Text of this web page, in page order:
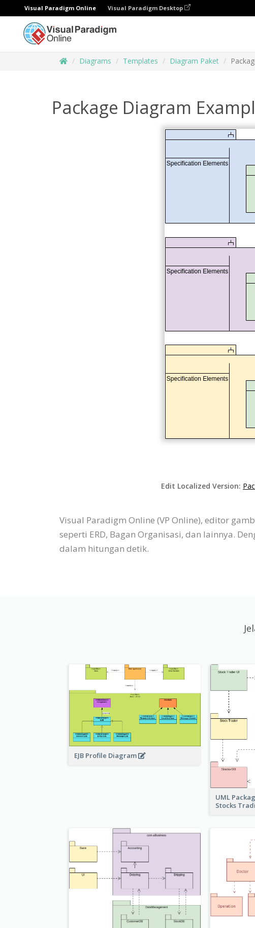
Visual Paradigm Online Visual Paradigm Desktop
Diagrams Templates Diagram Paket
Package Diagram
Edit Localized Version:
Visual Paradigm Online (VP Online), editor
seperti ERD, Bagan Organisasi, dan lainnya.
dalam hitungan detik.
EJB Profile Diagram
UML
Stocks